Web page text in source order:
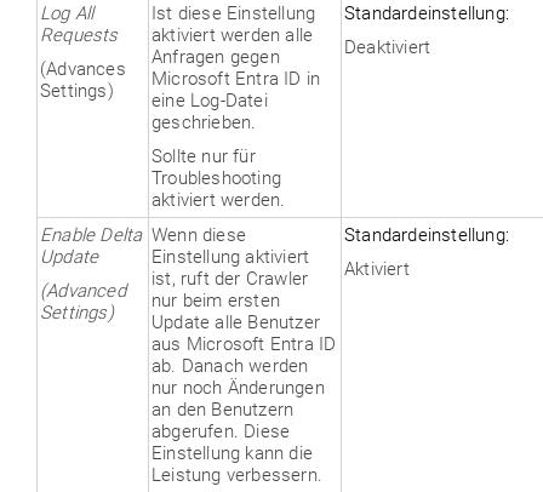
Log All
Requests
(Advances
Settings)
Ist diese Einstellung
aktiviert werden alle
Anfragen gegen
Microsoft Entra ID in
eine Log-Datei
geschrieben.
Sollte nur für
Troubleshooting
aktiviert werden.
Standardeinstellung:
Deaktiviert
Enable Delta
Update
(Advanced
Settings)
Wenn diese
Einstellung aktiviert
ist, ruft der Crawler
nur beim ersten
Update alle Benutzer
aus Microsoft Entra ID
ab. Danach werden
nur noch Änderungen
an den Benutzern
abgerufen. Diese
Einstellung kann die
Leistung verbessern.
Standardeinstellung:
Aktiviert